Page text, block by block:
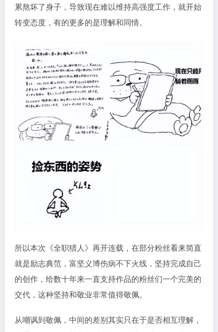
累熬坏了身子，导致现在难以维持高强度工作，就开始
转变态度，有的更多的是理解和同情。
所以本次《全职猎人》再开连载，在部分粉丝看来简直
就是励志典范，富坚义博伤病不下火线，坚持完成自己
的创作，给数十年来一直支持作品的粉丝们一个完美的
交代，这种坚持和敬业非常值得敬佩。
从嘲讽到敬佩，中间的差别其实只在于是否相互理解，